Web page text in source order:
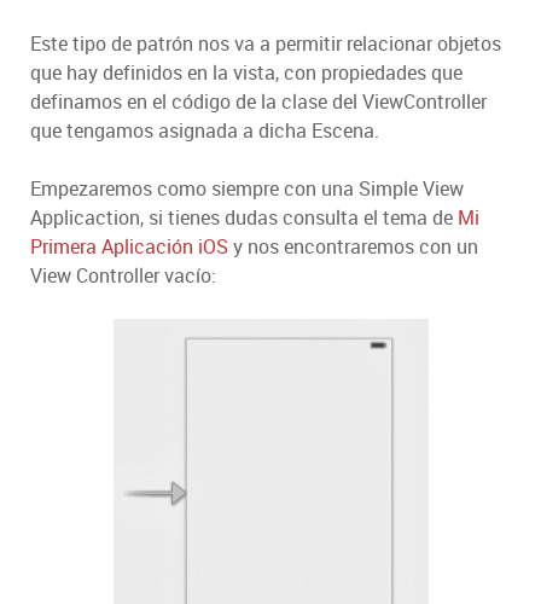
Este tipo de patrón nos va a permitir relacionar objetos
que hay definidos en la vista, con propiedades que
definamos en el código de la clase del ViewController
que tengamos asignada a dicha Escena.
Empezaremos como siempre con una Simple View
Applicaction, si tienes dudas consulta el tema de Mi
Primera Aplicación iOS y nos encontraremos con un
View Controller vacío: